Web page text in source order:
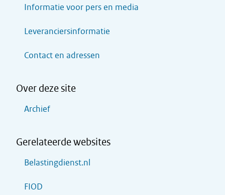
Informatie voor pers en media
Leveranciersinformatie
Contact en adressen
Over deze site
Archief
Gerelateerde websites
Belastingdienst.nl
FIOD